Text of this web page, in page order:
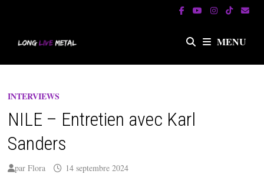
MENU
INTERVIEWS
NILE – Entretien avec Karl
Sanders
parFlora 14 septembre 2024